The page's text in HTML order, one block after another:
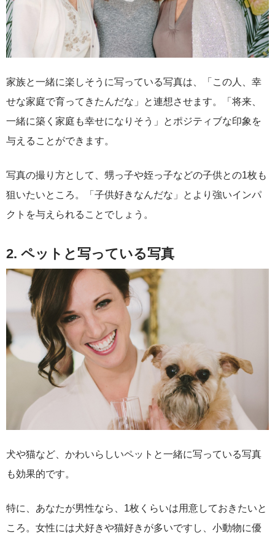
家族と一緒に楽しそうに写っている写真は、「この人、幸
せな家庭で育ってきたんだな」と連想させます。「将来、
一緒に築く家庭も幸せになりそう」とポジティブな印象を
与えることができます。
写真の撮り方として、甥っ子や姪っ子などの子供との1枚も
狙いたいところ。「子供好きなんだな」とより強いインパ
クトを与えられることでしょう。
2. ペットと写っている写真
犬や猫など、かわいらしいペットと一緒に写っている写真
も効果的です。
特に、あなたが男性なら、1枚くらいは用意しておきたいと
ころ。女性には犬好きや猫好きが多いですし、小動物に優